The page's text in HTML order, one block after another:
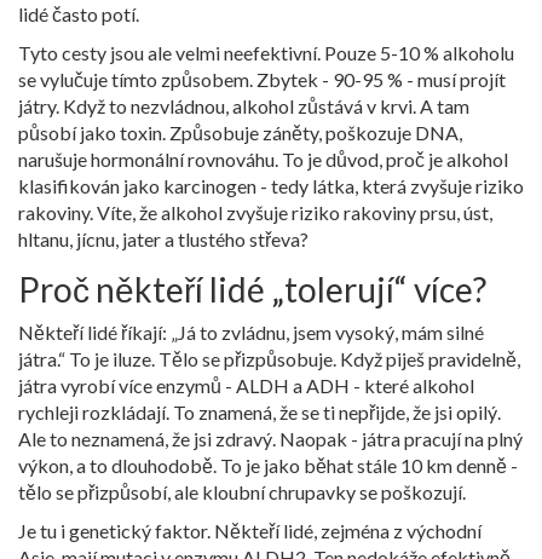
lidé často potí.
Tyto cesty jsou ale velmi neefektivní. Pouze 5-10 % alkoholu
se vylučuje tímto způsobem. Zbytek - 90-95 % - musí projít
játry. Když to nezvládnou, alkohol zůstává v krvi. A tam
působí jako toxin. Způsobuje záněty, poškozuje DNA,
narušuje hormonální rovnováhu. To je důvod, proč je alkohol
klasifikován jako karcinogen - tedy látka, která zvyšuje riziko
rakoviny. Víte, že alkohol zvyšuje riziko rakoviny prsu, úst,
hltanu, jícnu, jater a tlustého střeva?
Proč někteří lidé „tolerují“ více?
Někteří lidé říkají: „Já to zvládnu, jsem vysoký, mám silné
játra.“ To je iluze. Tělo se přizpůsobuje. Když piješ pravidelně,
játra vyrobí více enzymů - ALDH a ADH - které alkohol
rychleji rozkládají. To znamená, že se ti nepřijde, že jsi opilý.
Ale to neznamená, že jsi zdravý. Naopak - játra pracují na plný
výkon, a to dlouhodobě. To je jako běhat stále 10 km denně -
tělo se přizpůsobí, ale kloubní chrupavky se poškozují.
Je tu i genetický faktor. Někteří lidé, zejména z východní